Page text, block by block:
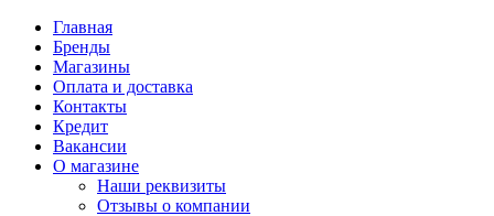
Главная
Бренды
Магазины
Оплата и доставка
Контакты
Кредит
Вакансии
О магазине
Наши реквизиты
Отзывы о компании